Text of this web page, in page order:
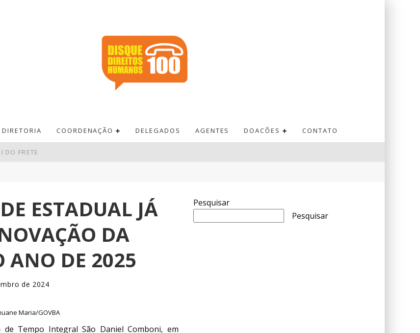
DIRETORIA COORDENAÇÃO DELEGADOS AGENTES DOACÕES CONTATO
DO FRETE
AVALIAM ENTIDADES
RECORDE DE ÁREAS EM DISPUTA
ESTADUAL JÁ
DA
ANO DE 2025
de 2024
Maria/GOVBA
Tempo Integral São Daniel Comboni, em
Pesquisar
Pesquisar